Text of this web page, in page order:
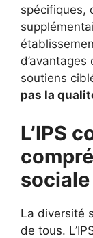
spécifiques,
soutiens
pas la
L’IPS
sociale
La diversité
de tous.